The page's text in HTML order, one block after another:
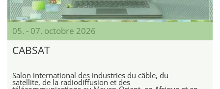
05. - 07. octobre 2026
CABSAT
Salon international des industries du câble, du
satellite, de la radiodiffusion et des